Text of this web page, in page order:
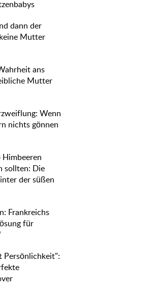
dann der
Mutter
ans
Mutter
Wenn
nichts gönnen
Himbeeren
sollten: Die
der süßen
Frankreichs
für
Persönlichkeit":